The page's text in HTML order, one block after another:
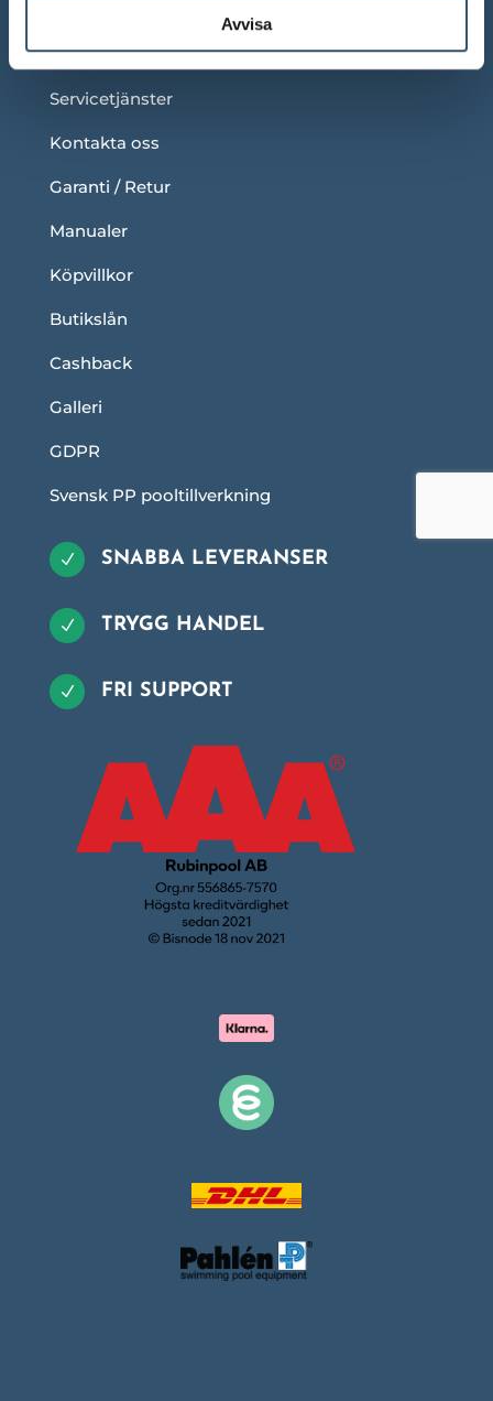
Avvisa
Blogg
Servicetjänster
Kontakta oss
Garanti / Retur
Manualer
Köpvillkor
Butikslån
Cashback
Galleri
GDPR
Svensk PP pooltillverkning
N SNABBA LEVERANSER
N TRYGG HANDEL
N FRI SUPPORT